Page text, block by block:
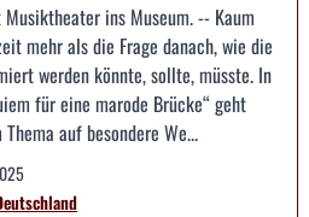
ins Museum. -- Kaum
mehr als die Frage danach, wie die
werden könnte, sollte, müsste. In
für eine marode Brücke“ geht
auf besondere We...